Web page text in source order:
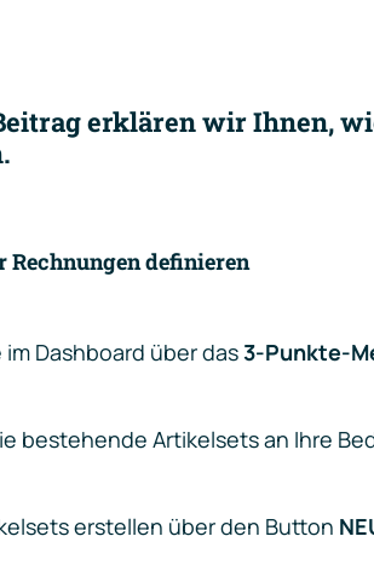
erklären wir Ihnen,
definieren
im Dashboard über das3-Punkte-
bestehende Artikelsets an Ihre
erstellen über den Button